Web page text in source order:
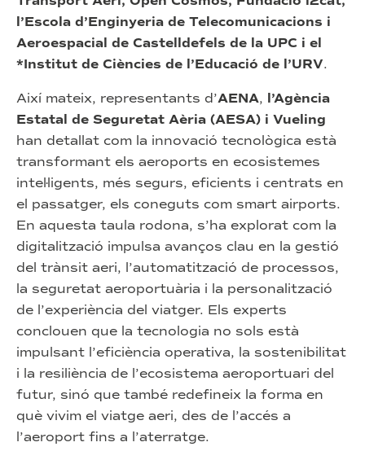
l’Escola d’Enginyeria de Telecomunicacions i
Aeroespacial de Castelldefels de la UPC i el
*Institut de Ciències de l’Educació de l’URV.
Així mateix, representants d’AENA, l’Agència
Estatal de Seguretat Aèria (AESA) i Vueling
han detallat com la innovació tecnològica està
transformant els aeroports en ecosistemes
intel·ligents, més segurs, eficients i centrats en
el passatger, els coneguts com smart airports.
En aquesta taula rodona, s’ha explorat com la
digitalització impulsa avanços clau en la gestió
del trànsit aeri, l’automatització de processos,
la seguretat aeroportuària i la personalització
de l’experiència del viatger. Els experts
conclouen que la tecnologia no sols està
impulsant l’eficiència operativa, la sostenibilitat
i la resiliència de l’ecosistema aeroportuari del
futur, sinó que també redefineix la forma en
què vivim el viatge aeri, des de l’accés a
l’aeroport fins a l’aterratge.